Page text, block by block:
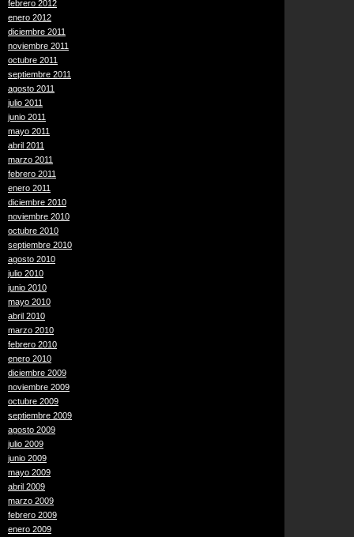
febrero 2012
enero 2012
diciembre 2011
noviembre 2011
octubre 2011
septiembre 2011
agosto 2011
julio 2011
junio 2011
mayo 2011
abril 2011
marzo 2011
febrero 2011
enero 2011
diciembre 2010
noviembre 2010
octubre 2010
septiembre 2010
agosto 2010
julio 2010
junio 2010
mayo 2010
abril 2010
marzo 2010
febrero 2010
enero 2010
diciembre 2009
noviembre 2009
octubre 2009
septiembre 2009
agosto 2009
julio 2009
junio 2009
mayo 2009
abril 2009
marzo 2009
febrero 2009
enero 2009